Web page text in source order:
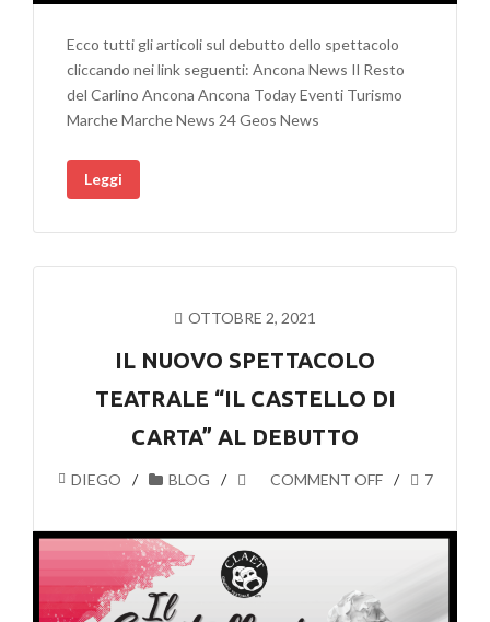
Ecco tutti gli articoli sul debutto dello spettacolo
cliccando nei link seguenti: Ancona News Il Resto
del Carlino Ancona Ancona Today Eventi Turismo
Marche Marche News 24 Geos News
Leggi
OTTOBRE 2, 2021
IL NUOVO SPETTACOLO
TEATRALE “IL CASTELLO DI
CARTA” AL DEBUTTO
DIEGO BLOG COMMENT OFF 7